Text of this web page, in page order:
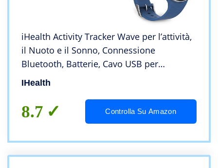
iHealth Activity Tracker Wave per l’attività,
il Nuoto e il Sonno, Connessione
Bluetooth, Batterie, Cavo USB per
Ricaricare, 2 Cinturini da Polso Blu e Nero
IHealth
8.7 Controlla Su Amazon